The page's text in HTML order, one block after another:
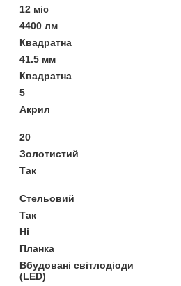
12 міс
4400 лм
Квадратна
41.5 мм
Квадратна
5
Акрил
20
Золотистий
Так
Стельовий
Так
Ні
Планка
Вбудовані світлодіоди
(LED)